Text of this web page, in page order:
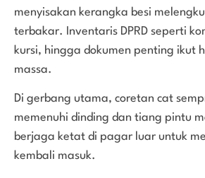
menyisakan kerangka besi
terbakar. Inventaris DPRD seperti
kursi, hingga dokumen penting ikut
massa.
Di gerbang utama, coretan cat
memenuhi dinding dan tiang pintu
berjaga ketat di pagar luar untuk
kembali masuk.